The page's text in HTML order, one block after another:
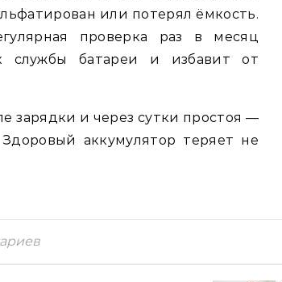
или потерял ёмкость.
проверка раз в месяц
службы батареи и избавит от
зарядки и через сутки простоя —
аккумулятор теряет не